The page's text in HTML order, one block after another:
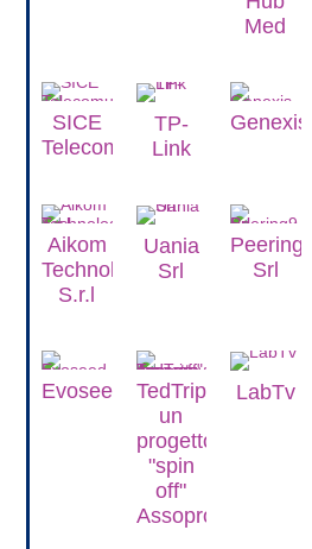
Med
SICE
Telecomunicazioni
TP-
Link
Genexis
Aikom
Technology
S.r.l
Uania
Srl
Peering9
Srl
Evoseed
TedTrip
un
progetto
"spin
off"
Assoprovider
LabTv